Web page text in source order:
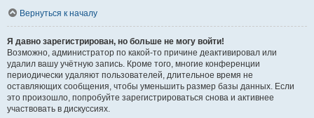
Вернуться к началу
Я давно зарегистрирован, но больше не могу войти!
Возможно, администратор по какой-то причине деактивировал или
удалил вашу учётную запись. Кроме того, многие конференции
периодически удаляют пользователей, длительное время не
оставляющих сообщения, чтобы уменьшить размер базы данных. Если
это произошло, попробуйте зарегистрироваться снова и активнее
участвовать в дискуссиях.